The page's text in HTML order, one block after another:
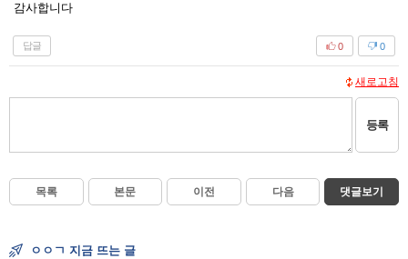
감사합니다
답글 0
0
새로고침
등록
목록 본문 이전 다음 댓글보기
ㅇㅇㄱ 지금 뜨는 글